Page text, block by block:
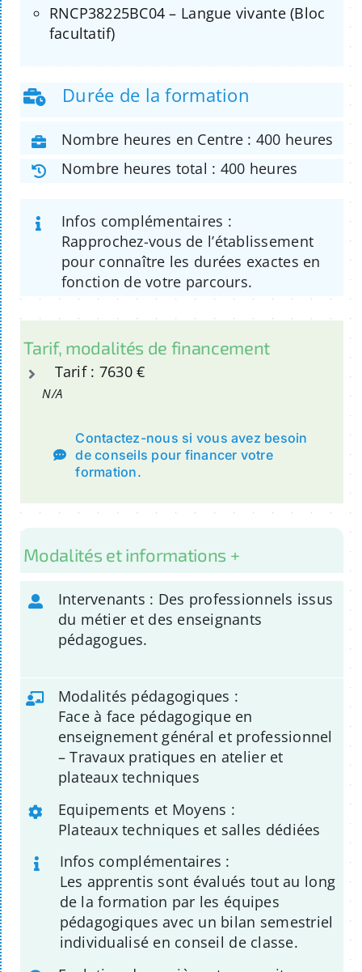
RNCP38225BC04 – Langue vivante (Bloc
facultatif)
Durée de la formation
Nombre heures en Centre : 400 heures
Nombre heures total : 400 heures
Infos complémentaires :
Rapprochez-vous de l’établissement
pour connaître les durées exactes en
fonction de votre parcours.
Tarif, modalités de financement
Tarif : 7630 €
N/A
Contactez-nous si vous avez besoin
de conseils pour financer votre
formation.
Modalités et informations +
Intervenants : Des professionnels issus
du métier et des enseignants
pédagogues.
Modalités pédagogiques :
Face à face pédagogique en
enseignement général et professionnel
– Travaux pratiques en atelier et
plateaux techniques
Equipements et Moyens :
Plateaux techniques et salles dédiées
Infos complémentaires :
Les apprentis sont évalués tout au long
de la formation par les équipes
pédagogiques avec un bilan semestriel
individualisé en conseil de classe.